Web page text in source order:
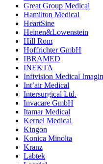
Great Group Medical
Hamilton Medical
HeartSine
Heinen&Lowenstein
Hill Rom
Hoffrichter GmbH
IBRAMED
INEKTA
Infivision Medical
Int’air Medical
Intersurgical Ltd.
Invacare GmbH
Itamar Medical
Kernel Medical
Kingon
Konica Minolta
Kranz
Labtek